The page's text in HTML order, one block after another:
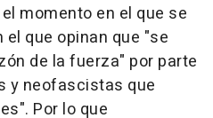
momento en el que se
que opinan que "se
de la fuerza" por parte
y neofascistas que
Por lo que